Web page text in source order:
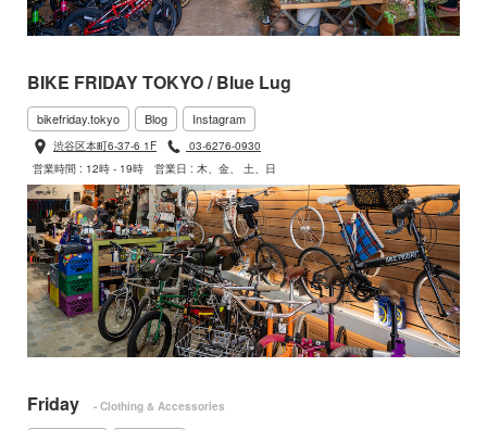
BIKE FRIDAY TOKYO / Blue Lug
bikefriday.tokyo Blog Instagram
渋谷区本町6-37-6 1F
03-6276-0930
営業時間 : 12時 - 19時
営業日 : 木、金、 土、日
Friday - Clothing & Accessories